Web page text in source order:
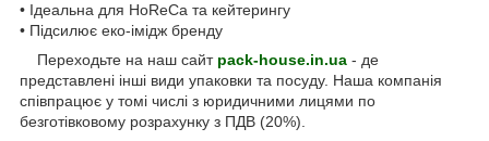
• Ідеальна для HoReCa та кейтерингу
• Підсилює еко-імідж бренду
Переходьте на наш сайт pack-house.in.ua - де
представлені інші види упаковки та посуду. Наша компанія
співпрацює у томі числі з юридичними лицями по
безготівковому розрахунку з ПДВ (20%).